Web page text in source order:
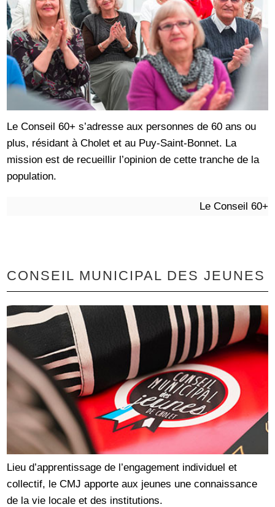
Le Conseil 60+ s’adresse aux personnes de 60 ans ou
plus, résidant à Cholet et au Puy-Saint-Bonnet. La
mission est de recueillir l’opinion de cette tranche de la
population.
Le Conseil 60+
CONSEIL MUNICIPAL DES JEUNES
Lieu d’apprentissage de l’engagement individuel et
collectif, le CMJ apporte aux jeunes une connaissance
de la vie locale et des institutions.